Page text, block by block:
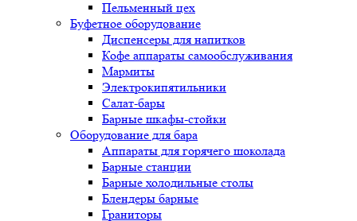
Пельменный цех
Буфетное оборудование
Диспенсеры для напитков
Кофе аппараты самообслуживания
Мармиты
Электрокипятильники
Cалат-бары
Барные шкафы-стойки
Оборудование для бара
Аппараты для горячего шоколада
Барные станции
Барные холодильные столы
Блендеры барные
Граниторы